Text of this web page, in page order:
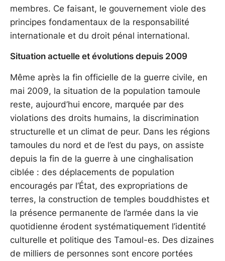
membres. Ce faisant, le gouvernement viole des
principes fondamentaux de la responsabilité
internationale et du droit pénal international.
Situation actuelle et évolutions depuis 2009
Même après la fin officielle de la guerre civile, en
mai 2009, la situation de la population tamoule
reste, aujourd’hui encore, marquée par des
violations des droits humains, la discrimination
structurelle et un climat de peur. Dans les régions
tamoules du nord et de l’est du pays, on assiste
depuis la fin de la guerre à une cinghalisation
ciblée : des déplacements de population
encouragés par l’État, des expropriations de
terres, la construction de temples bouddhistes et
la présence permanente de l’armée dans la vie
quotidienne érodent systématiquement l’identité
culturelle et politique des Tamoul-es. Des dizaines
de milliers de personnes sont encore portées